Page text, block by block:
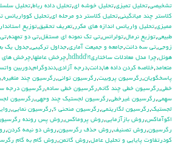
تشخيصي,تحليل تميزي,تحليل خوشه اي,تحليل داده رباط,تحليل
كلاستر چند ميانگيني,تحليل كلاستر دو مرحله اي,تحليل كوواريانس
مميزي,تحليل واريانس اندازه هاي مكرر ,تعريف تحقيق,توزيع
طبيعي,توزيع نرمال,تولرانس,تي تک نمونه اي مستقل,تي دو تمهنه,
زوجي,تي سه دانت,جامعه و جميعت آماري,جداول تركيبي,جدول يك
هوئل,چرا مدل معادلات ساختاری؟\hdhdd ,چرخش عاملها,چرخش هاي
متعامد,خلاصه كردن داده ها,دانت,درجه آزادي,دندوگرام,دوربين
پاسخگويان,رگرسيون پروبيت,رگرسيون تواني,رگرسيون چند متغيره,
خطي,رگرسيون خطي چند گانه,رگرسيون خطي ساده,رگرسيون درجه
سهمي,رگرسيون غيرخطي,رگرسيون لجستيك چند وجهي,رگرسيون
لجستيک,رگرسيون لگاريتمي,رگرسيون منحني s ,رگرسيون نمايي,
اكوآماكس,روش بازآزمايي,روش پروماكس,روش پس رونده
رگرسيون,روش تصنيف,روش حذف رگرسيون,روش دو نيمه كردن,
كودرتفاوت پايايي و تحليل عامل,روش گاتمن,روش گام به گام